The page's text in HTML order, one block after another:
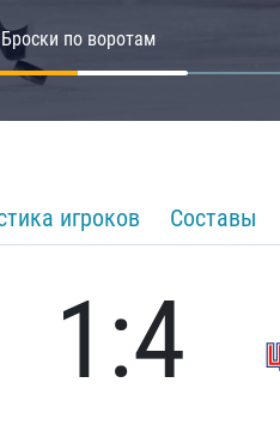
Броски по воротам
игроков Составы
1:4